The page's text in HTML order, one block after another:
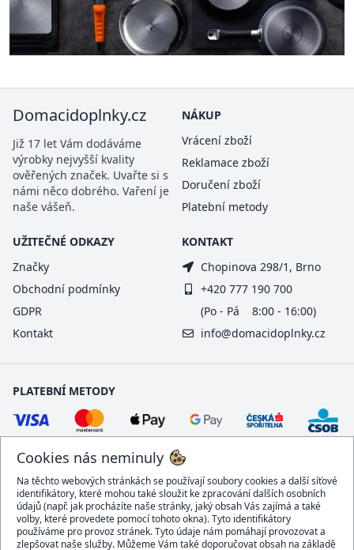
Cookies nás neminuly
Na těchto webových stránkách se používají soubory cookies a další síťové
identifikátory, které mohou také sloužit ke zpracování dalších osobních
údajů (např. jak procházíte naše stránky, jaký obsah Vás zajímá a také
volby, které provedete pomocí tohoto okna). Tyto identifikátory
používáme pro provoz stránek. Tyto údaje nám pomáhají provozovat a
zlepšovat naše služby. Můžeme Vám také doporučovat obsah na základě
Domacidoplnky.cz
Již 17 let Vám dodáváme
výrobky nejvyšší kvality
ověřených značek. Uvařte si s
námi něco dobrého. Vaření je
naše vášeň.
NÁKUP
Vrácení zboží
Reklamace zboží
Doručení zboží
Platební metody
UŽITEČNÉ ODKAZY
Značky
Obchodní podmínky
GDPR
Kontakt
KONTAKT
Chopinova 298/1, Brno
+420 777 190 700
(Po - Pá 8:00 - 16:00)
info@domacidoplnky.cz
PLATEBNÍ METODY
DOPRAVCI